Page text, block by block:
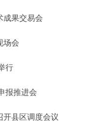
成果交易会
场会
行
报推进会
开县区调度会议